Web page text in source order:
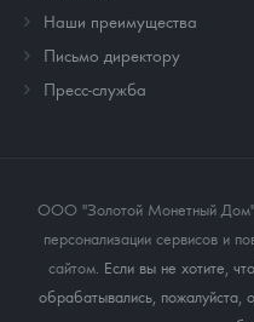
Наши преимущества
Письмо директору
Пресс-служба
ООО "Золотой Монетный Дом"
персонализации сервисов и
сайтом. Если вы не хотите,
обрабатывались, пожалуйста,